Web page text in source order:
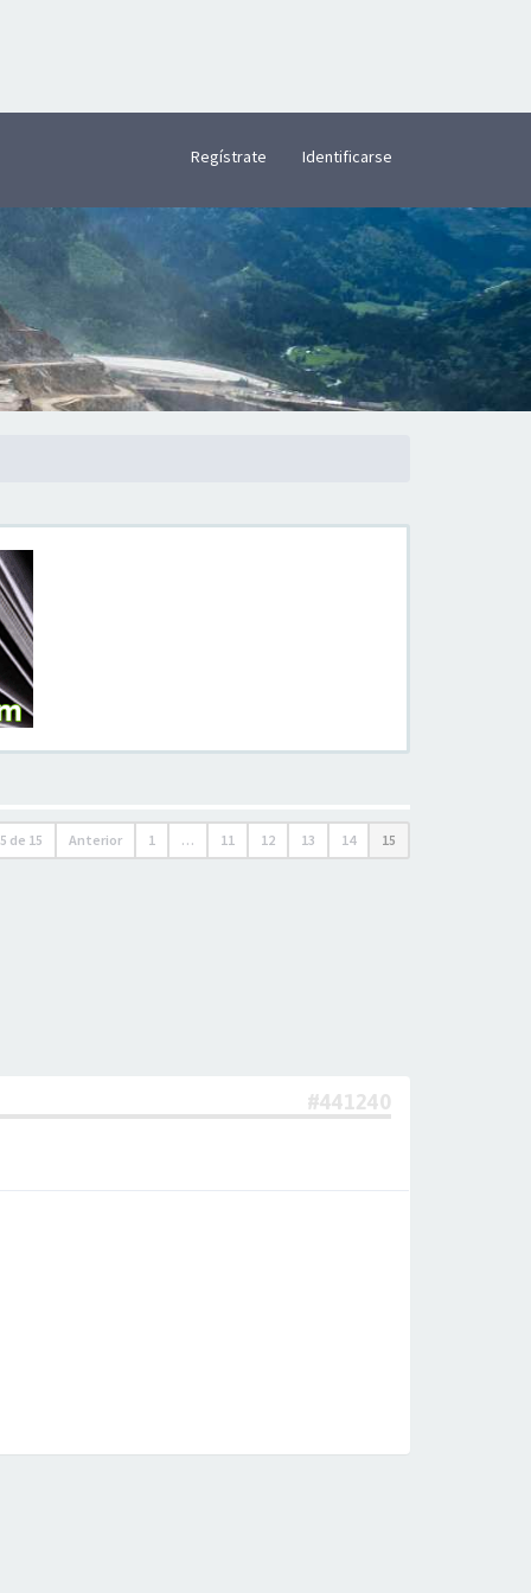
Regístrate Identificarse
de 15 Anterior 1 … 11 12 13 14 15
#441240